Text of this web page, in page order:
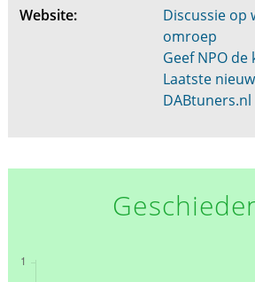
Website:
Discussie op
omroep
Geef NPO
Laatste
DABtuners.nl